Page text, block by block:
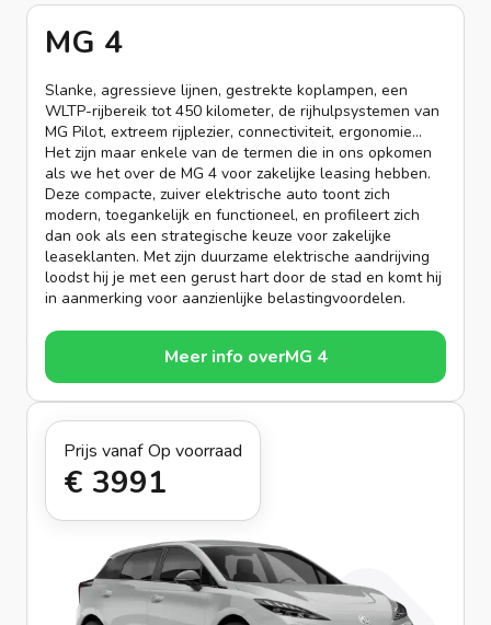
MG 4
Slanke, agressieve lijnen, gestrekte koplampen, een
WLTP-rijbereik tot 450 kilometer, de rijhulpsystemen van
MG Pilot, extreem rijplezier, connectiviteit, ergonomie...
Het zijn maar enkele van de termen die in ons opkomen
als we het over de MG 4 voor zakelijke leasing hebben.
Deze compacte, zuiver elektrische auto toont zich
modern, toegankelijk en functioneel, en profileert zich
dan ook als een strategische keuze voor zakelijke
leaseklanten. Met zijn duurzame elektrische aandrijving
loodst hij je met een gerust hart door de stad en komt hij
in aanmerking voor aanzienlijke belastingvoordelen.
Meer info overMG 4
Prijs vanaf
€ 399
Op voorraad
1